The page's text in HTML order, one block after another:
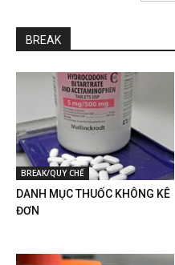
BREAK
BREAK/QUY CHẾ
DANH MỤC THUỐC KHÔNG KÊ
ĐƠN